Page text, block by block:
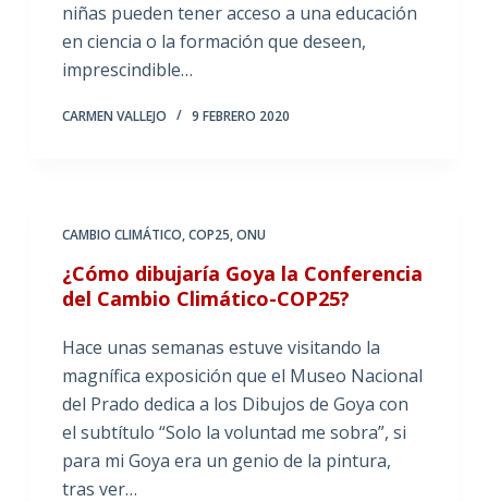
niñas pueden tener acceso a una educación
en ciencia o la formación que deseen,
imprescindible…
CARMEN VALLEJO 9 FEBRERO 2020
CAMBIO CLIMÁTICO,COP25,ONU
¿Cómo dibujaría Goya la Conferencia
del Cambio Climático-COP25?
Hace unas semanas estuve visitando la
magnífica exposición que el Museo Nacional
del Prado dedica a los Dibujos de Goya con
el subtítulo “Solo la voluntad me sobra”, si
para mi Goya era un genio de la pintura,
tras ver…